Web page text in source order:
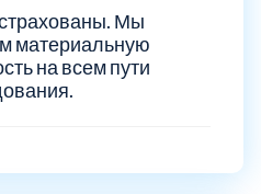
Мы
материальную
на всем пути